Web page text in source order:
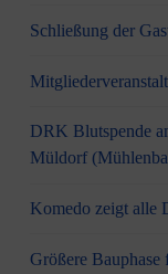
Schließung der
DRK Blutspende
Müldorf
Komedo zeigt alle
Größere